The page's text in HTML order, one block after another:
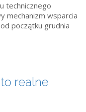
technicznego
mechanizm wsparcia
początku grudnia
realne